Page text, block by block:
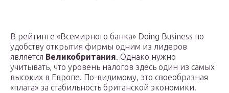
В рейтинге «Всемирного банка» Doing Business по
удобству открытия фирмы одним из лидеров
является Великобритания. Однако нужно
учитывать, что уровень налогов здесь один из самых
высоких в Европе. По-видимому, это своеобразная
«плата» за стабильность британской экономики.